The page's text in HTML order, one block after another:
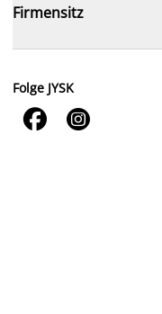
Firmensitz
Folge JYSK
 